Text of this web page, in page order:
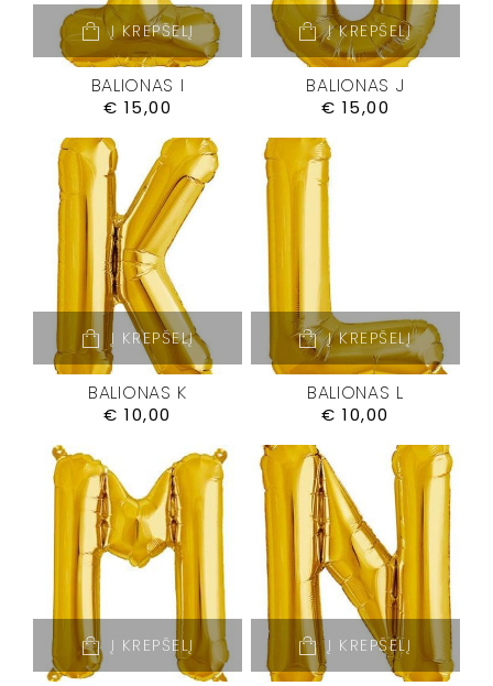
Į KREPŠELĮ
BALIONAS I
€ 15,00
Į KREPŠELĮ
BALIONAS J
€ 15,00
Į KREPŠELĮ
BALIONAS K
€ 10,00
Į KREPŠELĮ
BALIONAS L
€ 10,00
Į KREPŠELĮ Į KREPŠELĮ